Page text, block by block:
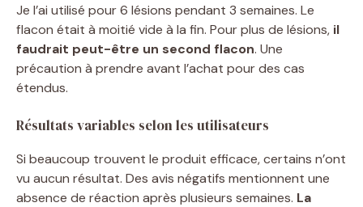
Je l’ai utilisé pour 6 lésions pendant 3 semaines. Le
flacon était à moitié vide à la fin. Pour plus de lésions, il
faudrait peut-être un second flacon. Une
précaution à prendre avant l’achat pour des cas
étendus.
Résultats variables selon les utilisateurs
Si beaucoup trouvent le produit efficace, certains n’ont
vu aucun résultat. Des avis négatifs mentionnent une
absence de réaction après plusieurs semaines. La